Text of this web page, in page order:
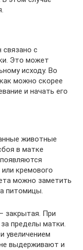
связано с
Это может
исходу. Во
можно скорее
и начать его
животные
в матке
кремового
можно заметить
питомицы.
закрытая. При
пределы матки.
увеличением
выдерживают и